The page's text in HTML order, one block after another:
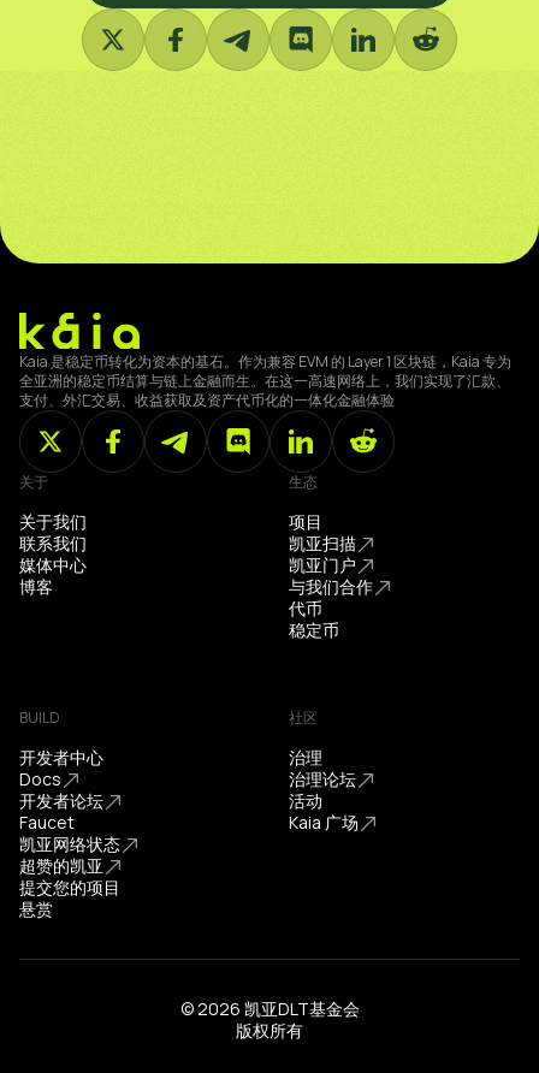
Kaia 是稳定币转化为资本的基石。作为兼容 EVM 的 Layer 1 区块链，Kaia 专为
全亚洲的稳定币结算与链上金融而生。在这一高速网络上，我们实现了汇款、
支付、外汇交易、收益获取及资产代币化的一体化金融体验
关于
关于我们
联系我们
媒体中心
博客
生态
项目
凯亚扫描
凯亚门户
与我们合作
代币
稳定币
BUILD
开发者中心
Docs
开发者论坛
Faucet
凯亚网络状态
超赞的凯亚
提交您的项目
悬赏
社区
治理
治理论坛
活动
Kaia 广场
© 2026 凯亚DLT基金会
版权所有